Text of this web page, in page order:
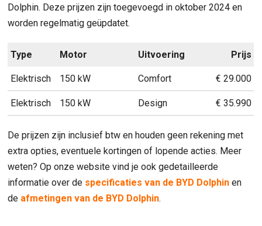
Dolphin. Deze prijzen zijn toegevoegd in oktober 2024 en
worden regelmatig geüpdatet.
Type Motor Uitvoering Prijs
Elektrisch 150 kW Comfort € 29.000
Elektrisch 150 kW Design € 35.990
De prijzen zijn inclusief btw en houden geen rekening met
extra opties, eventuele kortingen of lopende acties. Meer
weten? Op onze website vind je ook gedetailleerde
informatie over de specificaties van de BYD Dolphin en
de afmetingen van de BYD Dolphin.